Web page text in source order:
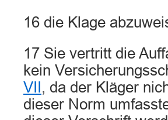
16 die Klage
17 Sie vertritt die
kein
VII , da der Kläger
dieser Norm